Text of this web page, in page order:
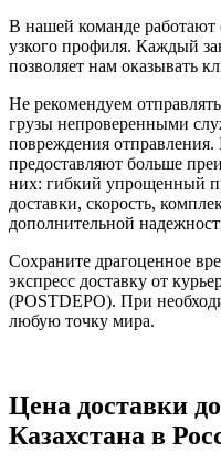
В нашей команде
узкого профиля. Каждый
позволяет нам оказывать
Не рекомендуем
грузы непроверенными
повреждения
предоставляют больше
них: гибкий упрощенный
доставки, скорость,
дополнительной
Сохраните драгоценное
экспресс доставку от
(POSTDEPO). При
любую точку мира.
Цена доставки
Казахстана в